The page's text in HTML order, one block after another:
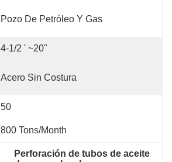
Pozo De Petróleo Y Gas
4-1/2 ' ~20"
Acero Sin Costura
50
800 Tons/month
Perforación de tubos de aceite